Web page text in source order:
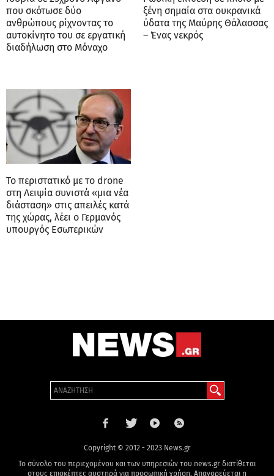
που σκότωσε δύο
ανθρώπους ρίχνοντας το
αυτοκίνητο του σε εργατική
διαδήλωση στο Μόναχο
ξένη σημαία στα ουκρανικά
ύδατα της Μαύρης Θάλασσας
– Ένας νεκρός
Το περιστατικό με το drone
στη Λειψία συνιστά «μια νέα
διάσταση» στις απειλές κατά
της χώρας, λέει ο Γερμανός
υπουργός Εσωτερικών
Copyright © 2012 - 2023 News.gr
Το σύνολο του περιεχομένου και των υπηρεσιών του news.gr διατίθεται
στους επισκέπτες αυστηρά για προσωπική χρήση. Απαγορεύεται η